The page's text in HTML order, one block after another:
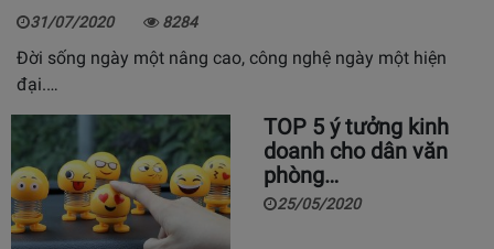
31/07/2020 8284
Đời sống ngày một nâng cao, công nghệ ngày một hiện
đại.…
TOP 5 ý tưởng kinh
doanh cho dân văn
phòng…
25/05/2020